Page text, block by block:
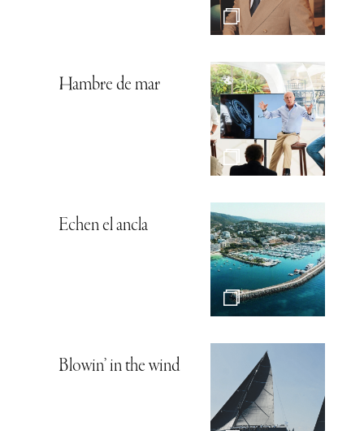
Hambre de mar
Echen el ancla
Blowin’ in the wind